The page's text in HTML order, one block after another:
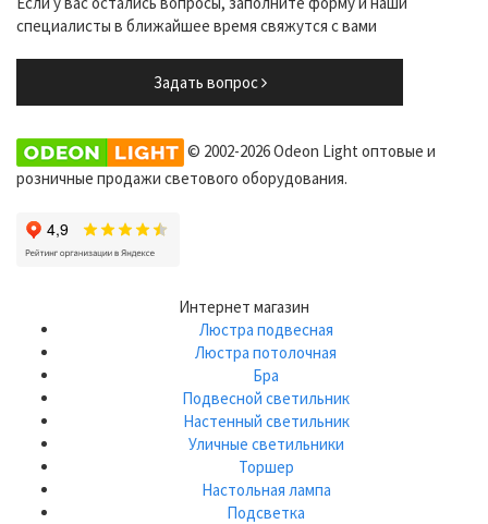
специалисты в ближайшее время свяжутся с вами
Задать вопрос
© 2002-2026 Odeon Light оптовые и
розничные продажи светового оборудования.
Интернет магазин
Люстра подвесная
Люстра потолочная
Бра
Подвесной светильник
Настенный светильник
Уличные светильники
Торшер
Настольная лампа
Подсветка